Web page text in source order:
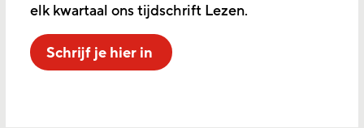
elk kwartaal ons tijdschrift Lezen.
Schrijf je hier in